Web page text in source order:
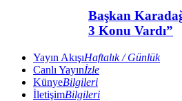
Başkan
3 Konu Vardı”
Yayın AkışıHaftalık / Günlük
Canlı Yayınİzle
KünyeBilgileri
İletişimBilgileri